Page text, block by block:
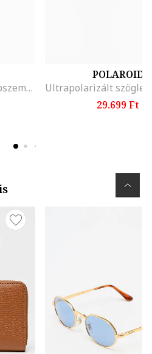
Uniszex hatszögletű napszemüveg
POLAROID
29.699 Ft